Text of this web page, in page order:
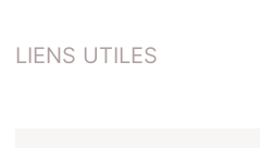
LIENS UTILES